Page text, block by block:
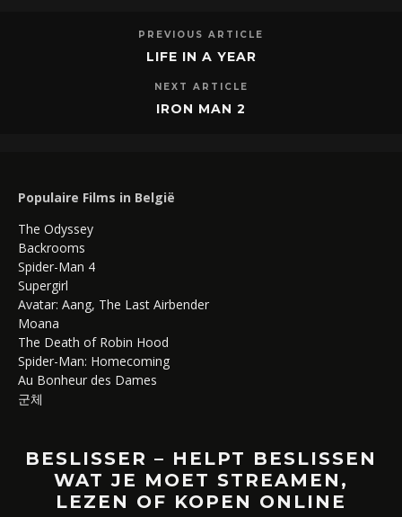
PREVIOUS ARTICLE
LIFE IN A YEAR
NEXT ARTICLE
IRON MAN 2
Populaire Films in België
The Odyssey
Backrooms
Spider-Man 4
Supergirl
Avatar: Aang, The Last Airbender
Moana
The Death of Robin Hood
Spider-Man: Homecoming
Au Bonheur des Dames
군체
BESLISSER – HELPT BESLISSEN
WAT JE MOET STREAMEN,
LEZEN OF KOPEN ONLINE